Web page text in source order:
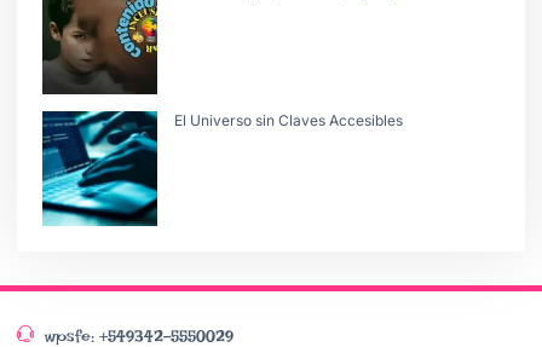
El Universo sin Claves Accesibles
wpsfe: +549342-5550029